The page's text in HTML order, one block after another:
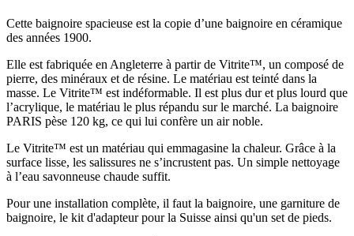
Cette baignoire spacieuse est la copie d’une baignoire en céramique
des années 1900.
Elle est fabriquée en Angleterre à partir de Vitrite™, un composé de
pierre, des minéraux et de résine. Le matériau est teinté dans la
masse. Le Vitrite™ est indéformable. Il est plus dur et plus lourd que
l’acrylique, le matériau le plus répandu sur le marché. La baignoire
PARIS pèse 120 kg, ce qui lui confère un air noble.
Le Vitrite™ est un matériau qui emmagasine la chaleur. Grâce à la
surface lisse, les salissures ne s’incrustent pas. Un simple nettoyage
à l’eau savonneuse chaude suffit.
Pour une installation complète, il faut la baignoire, une garniture de
baignoire, le kit d'adapteur pour la Suisse ainsi qu'un set de pieds.